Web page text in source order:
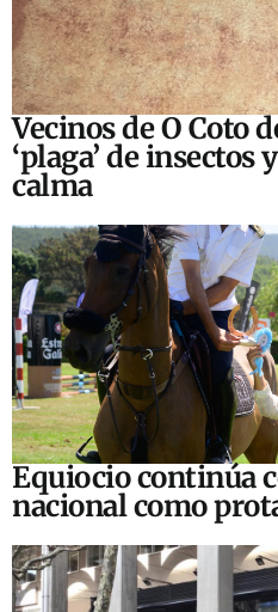
Vecinos de O Coto
‘plaga’ de insectos
calma
Equiocio continúa
nacional como